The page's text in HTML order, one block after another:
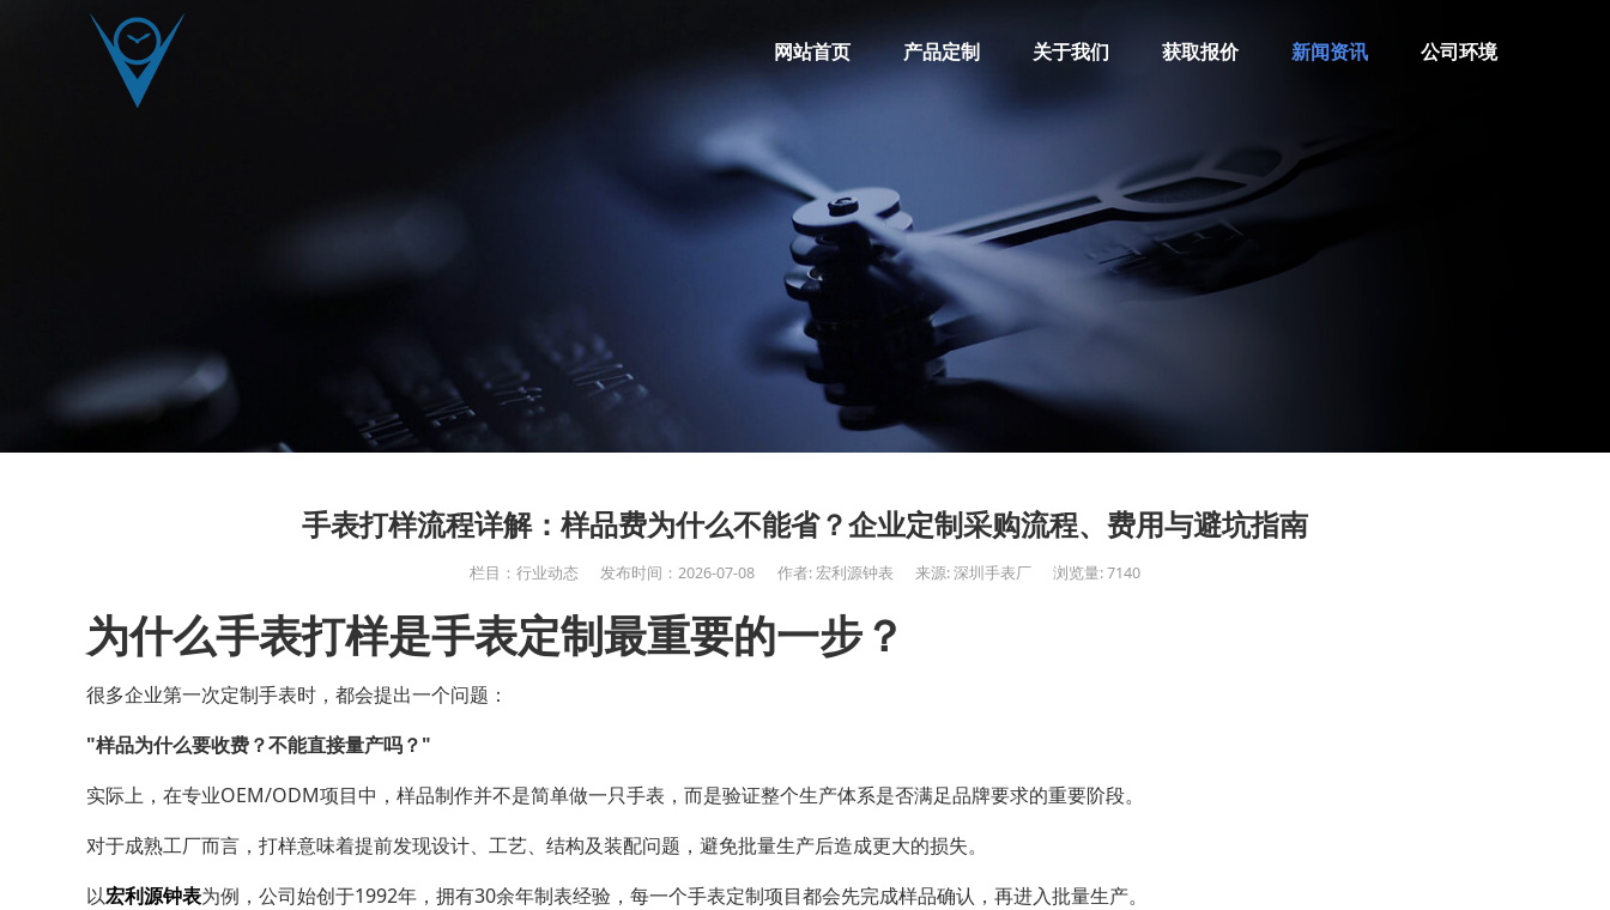
网站首页 产品定制 关于我们 获取报价 新闻资讯 公司环境
手表打样流程详解：样品费为什么不能省？企业定制采购流程、费用与避坑指南
栏目：行业动态 发布时间：2026-07-08 作者: 宏利源钟表 来源: 深圳手表厂 浏览量: 7140
为什么手表打样是手表定制最重要的一步？
很多企业第一次定制手表时，都会提出一个问题：
"样品为什么要收费？不能直接量产吗？"
实际上，在专业OEM/ODM项目中，样品制作并不是简单做一只手表，而是验证整个生产体系是否满足品牌要求的重要阶段。
对于成熟工厂而言，打样意味着提前发现设计、工艺、结构及装配问题，避免批量生产后造成更大的损失。
以宏利源钟表为例，公司始创于1992年，拥有30余年制表经验，每一个手表定制项目都会先完成样品确认，再进入批量生产。